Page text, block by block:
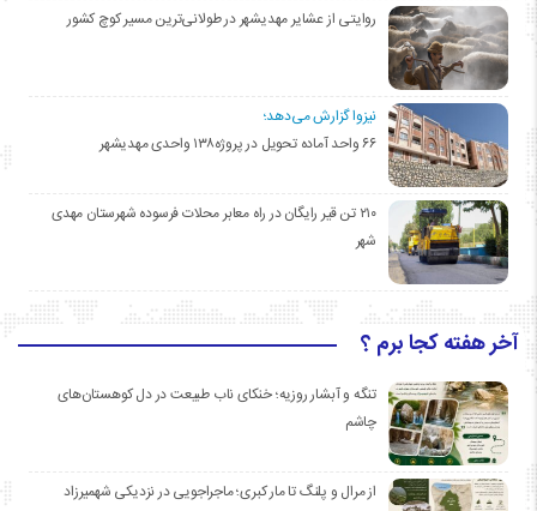
روایتی از عشایر مهدیشهر در طولانی‌ترین مسیر کوچ کشور
نیزوا گزارش می‌دهد؛
۶۶ واحد آماده تحویل در پروژه۱۳۸ واحدی مهدیشهر
۲۱۰ تن قیر رایگان در راه معابر محلات فرسوده شهرستان مهدی
شهر
آخر هفته کجا برم ؟
تنگه و آبشار روزیه؛ خنکای ناب طبیعت در دل کوهستان‌های
چاشم
از مرال و پلنگ تا مار کبری؛ ماجراجویی در نزدیکی شهمیرزاد